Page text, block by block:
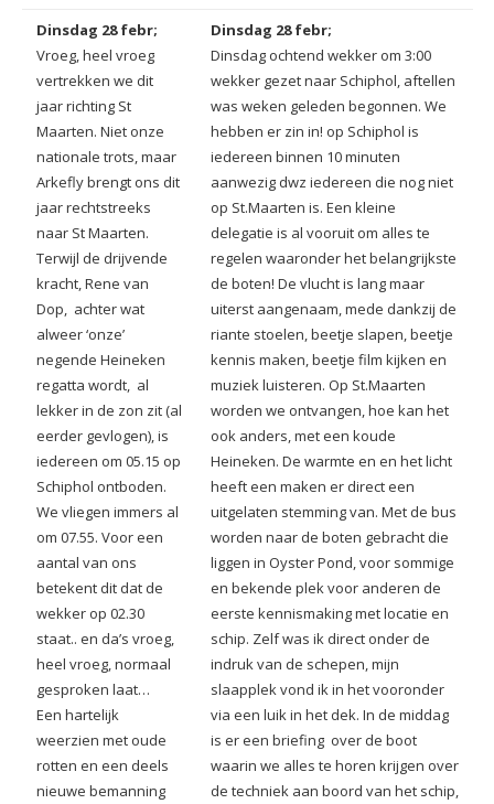
Dinsdag 28 febr;
Vroeg, heel vroeg
vertrekken we dit
jaar richting St
Maarten. Niet onze
nationale trots, maar
Arkefly brengt ons dit
jaar rechtstreeks
naar St Maarten.
Terwijl de drijvende
kracht, Rene van
Dop, achter wat
alweer ‘onze’
negende Heineken
regatta wordt, al
lekker in de zon zit (al
eerder gevlogen), is
iedereen om 05.15 op
Schiphol ontboden.
We vliegen immers al
om 07.55. Voor een
aantal van ons
betekent dit dat de
wekker op 02.30
staat.. en da’s vroeg,
heel vroeg, normaal
gesproken laat…
Een hartelijk
weerzien met oude
rotten en een deels
nieuwe bemanning
Dinsdag 28 febr;
Dinsdag ochtend wekker om 3:00
wekker gezet naar Schiphol, aftellen
was weken geleden begonnen. We
hebben er zin in! op Schiphol is
iedereen binnen 10 minuten
aanwezig dwz iedereen die nog niet
op St.Maarten is. Een kleine
delegatie is al vooruit om alles te
regelen waaronder het belangrijkste
de boten! De vlucht is lang maar
uiterst aangenaam, mede dankzij de
riante stoelen, beetje slapen, beetje
kennis maken, beetje film kijken en
muziek luisteren. Op St.Maarten
worden we ontvangen, hoe kan het
ook anders, met een koude
Heineken. De warmte en en het licht
heeft een maken er direct een
uitgelaten stemming van. Met de bus
worden naar de boten gebracht die
liggen in Oyster Pond, voor sommige
en bekende plek voor anderen de
eerste kennismaking met locatie en
schip. Zelf was ik direct onder de
indruk van de schepen, mijn
slaapplek vond ik in het vooronder
via een luik in het dek. In de middag
is er een briefing over de boot
waarin we alles te horen krijgen over
de techniek aan boord van het schip,